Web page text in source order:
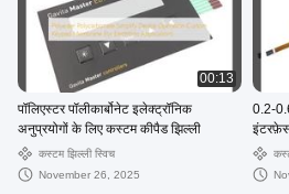
00:13
पॉलिएस्टर पॉलीकार्बोनेट इलेक्ट्रॉनिक
अनुप्रयोगों के लिए कस्टम कीपैड झिल्ली
कस्टम झिल्ली स्विच
November 26, 2025
0.2-